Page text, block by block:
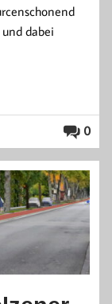
dabei
0